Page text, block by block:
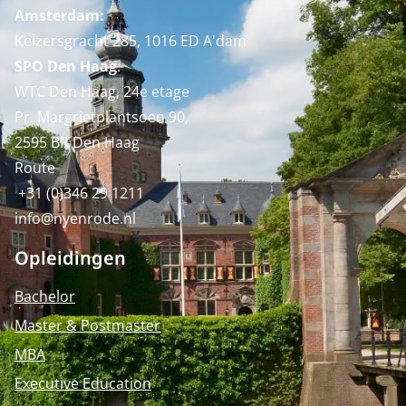
Amsterdam:
Keizersgracht 285, 1016 ED A'dam
SPO Den Haag:
WTC Den Haag, 24e etage
Pr. Margrietplantsoen 90,
2595 BR Den Haag
Route
+31 (0)346 29 1211
info@nyenrode.nl
Opleidingen
Bachelor
Master & Postmaster
MBA
Executive Education